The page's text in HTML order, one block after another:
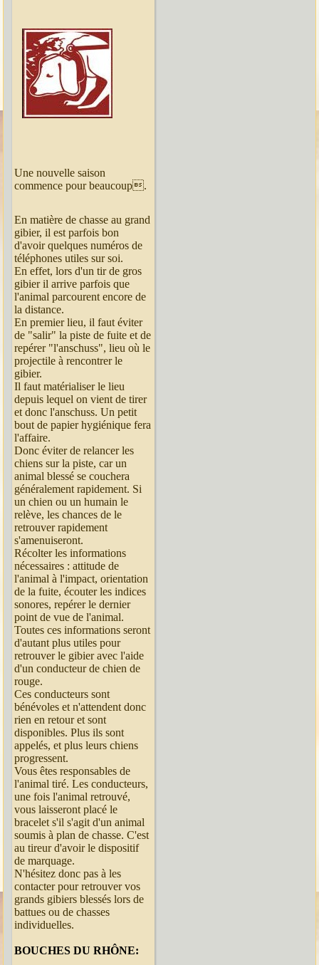
Une nouvelle saison
commence pour beaucoup.
En matière de chasse au grand
gibier, il est parfois bon
d'avoir quelques numéros de
téléphones utiles sur soi.
En effet, lors d'un tir de gros
gibier il arrive parfois que
l'animal parcourent encore de
la distance.
En premier lieu, il faut éviter
de "salir" la piste de fuite et de
repérer "l'anschuss", lieu où le
projectile à rencontrer le
gibier.
Il faut matérialiser le lieu
depuis lequel on vient de tirer
et donc l'anschuss. Un petit
bout de papier hygiénique fera
l'affaire.
Donc éviter de relancer les
chiens sur la piste, car un
animal blessé se couchera
généralement rapidement. Si
un chien ou un humain le
relève, les chances de le
retrouver rapidement
s'amenuiseront.
Récolter les informations
nécessaires : attitude de
l'animal à l'impact, orientation
de la fuite, écouter les indices
sonores, repérer le dernier
point de vue de l'animal.
Toutes ces informations seront
d'autant plus utiles pour
retrouver le gibier avec l'aide
d'un conducteur de chien de
rouge.
Ces conducteurs sont
bénévoles et n'attendent donc
rien en retour et sont
disponibles. Plus ils sont
appelés, et plus leurs chiens
progressent.
Vous êtes responsables de
l'animal tiré. Les conducteurs,
une fois l'animal retrouvé,
vous laisseront placé le
bracelet s'il s'agit d'un animal
soumis à plan de chasse. C'est
au tireur d'avoir le dispositif
de marquage.
N'hésitez donc pas à les
contacter pour retrouver vos
grands gibiers blessés lors de
battues ou de chasses
individuelles.
BOUCHES DU RHÔNE: